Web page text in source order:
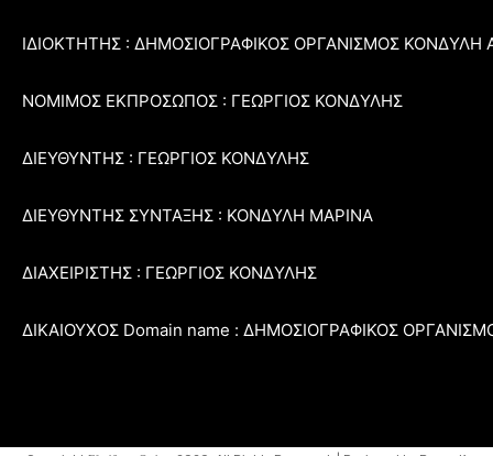
ΙΔΙΟΚΤΗΤΗΣ : ΔΗΜΟΣΙΟΓΡΑΦΙΚΟΣ ΟΡΓΑΝΙΣΜΟΣ ΚΟΝΔΥΛΗ
ΝΟΜΙΜΟΣ ΕΚΠΡΟΣΩΠΟΣ : ΓΕΩΡΓΙΟΣ ΚΟΝΔΥΛΗΣ
ΔΙΕΥΘΥΝΤΗΣ : ΓΕΩΡΓΙΟΣ ΚΟΝΔΥΛΗΣ
ΔΙΕΥΘΥΝΤΗΣ ΣΥΝΤΑΞΗΣ : ΚΟΝΔΥΛΗ ΜΑΡΙΝΑ
ΔΙΑΧΕΙΡΙΣΤΗΣ : ΓΕΩΡΓΙΟΣ ΚΟΝΔΥΛΗΣ
ΔΙΚΑΙΟΥΧΟΣ Domain name : ΔΗΜΟΣΙΟΓΡΑΦΙΚΟΣ